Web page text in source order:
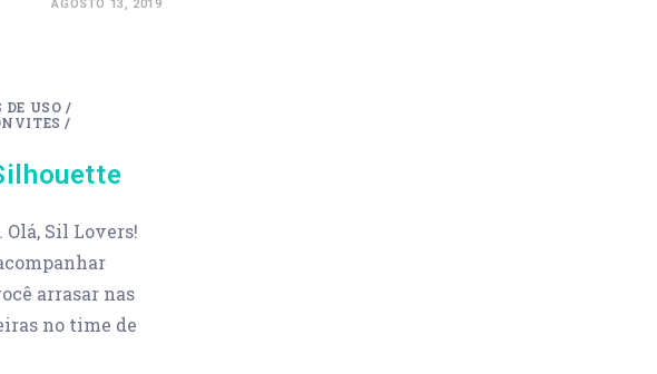
AGOSTO 13, 2019
USO /
/
Sil Lovers!
arrasar nas
no time de